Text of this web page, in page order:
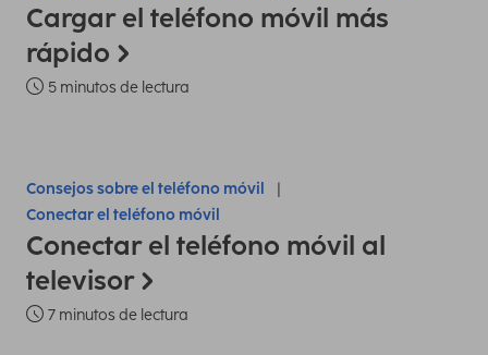
Cargar el teléfono móvil más
rápido
5 minutos de lectura
Consejos sobre el teléfono móvil
Conectar el teléfono móvil
Conectar el teléfono móvil al
televisor
7 minutos de lectura